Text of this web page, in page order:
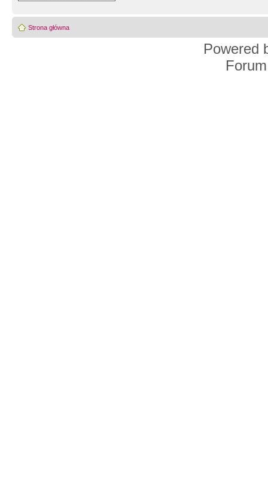
Strona główna
Powered